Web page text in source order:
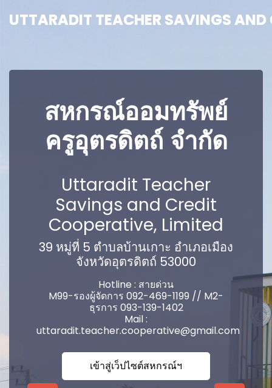
UTTARADIT TEACHER SAVINGS AND
สหกรณ์ออมทรัพย์
ครูอุตรดิตถ์ จำกัด
Uttaradit Teacher
Savings and Credit
Cooperative, Limited
39 หมู่ที่ 5 ตำบลบ้านเกาะ อำเภอเมือง
จังหวัดอุตรดิตถ์ 53000
Hotline : สายด่วน
M99-รองผู้จัดการ 092-469-1199 // M2-
ธุรการ 093-139-1402
Mail :
uttaradit.teacher.cooperative@gmail.com
เข้าสู่เว็ปไซต์สหกรณ์ฯ
UTTARADIT TEACHER SAVINGS AND